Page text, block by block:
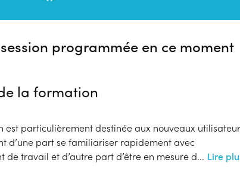
programmée en ce moment
la formation
est particulièrement destinée aux nouveaux
d’une part se familiariser rapidement avec
de travail et d’autre part d’être en mesure d... Lire